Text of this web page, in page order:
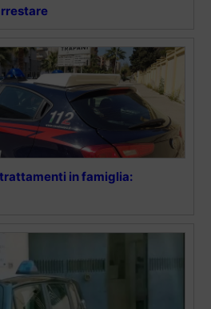
in famiglia: